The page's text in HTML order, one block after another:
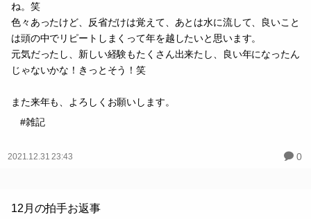
ね。笑
色々あったけど、反省だけは覚えて、あとは水に流して、良いこと
は頭の中でリピートしまくって年を越したいと思います。
元気だったし、新しい経験もたくさん出来たし、良い年になったん
じゃないかな！きっとそう！笑
また来年も、よろしくお願いします。
#雑記
2021.12.31 23:43 0
12月の拍手お返事